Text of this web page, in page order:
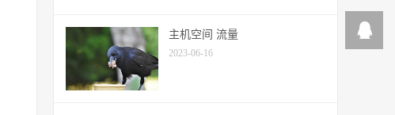
主机空间 流量
2023-06-16